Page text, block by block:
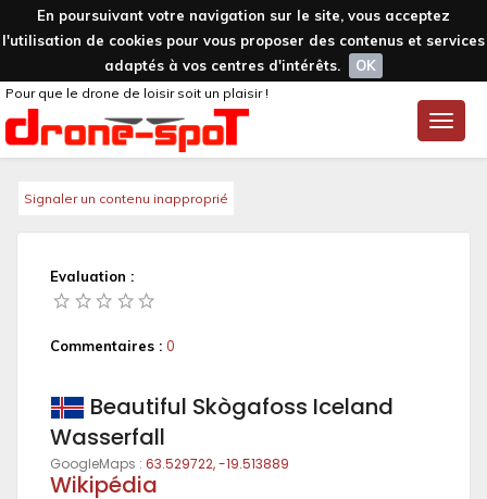
En poursuivant votre navigation sur le site, vous acceptez
l'utilisation de cookies pour vous proposer des contenus et services
adaptés à vos centres d'intérêts.
OK
Toggle
Pour que le drone de loisir soit un plaisir !
Signaler un contenu inapproprié
Evaluation :
Commentaires : 0
Beautiful Skògafoss Iceland
Wasserfall
GoogleMaps : 63.529722, -19.513889
Wikipédia